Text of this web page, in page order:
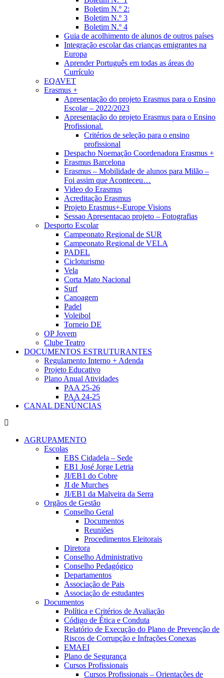
Boletim N.º 2:
Boletim N.º 3
Boletim N.º 4
Guia de acolhimento de alunos de outros países
Integração escolar das crianças emigrantes na
Europa
Aprender Português em todas as áreas do
Currículo
EQAVET
Erasmus +
Apresentação do projeto Erasmus para o Ensino
Escolar – 2022/2023
Apresentação do projeto Erasmus para o Ensino
Profissional.
Critérios de seleção para o ensino
profissional
Despacho Noemação Coordenadora Erasmus +
Erasmus Barcelona
Erasmus – Mobilidade de alunos para Milão –
Foi assim que Aconteceu…
Video do Erasmus
Acreditação Erasmus
Projeto Erasmus+-Europe Visions
Sessao Apresentacao projeto – Fotografias
Desporto Escolar
Campeonato Regional de SUR
Campeonato Regional de VELA
PADEL
Cicloturismo
Vela
Corta Mato Nacional
Surf
Canoagem
Padel
Voleibol
Torneio DE
OP Jovem
Clube Teatro
DOCUMENTOS ESTRUTURANTES
Regulamento Interno + Adenda
Projeto Educativo
Plano Anual Atividades
PAA 25-26
PAA 24-25
CANAL DENÚNCIAS
AGRUPAMENTO
Escolas
EBS Cidadela – Sede
EB1 José Jorge Letria
JI/EB1 do Cobre
JI de Murches
JI/EB1 da Malveira da Serra
Orgãos de Gestão
Conselho Geral
Documentos
Reuniões
Procedimentos Eleitorais
Diretora
Conselho Administrativo
Conselho Pedagógico
Departamentos
Associação de Pais
Associação de estudantes
Documentos
Política e Critérios de Avaliação
Código de Ética e Conduta
Relatório de Execução do Plano de Prevenção de
Riscos de Corrupção e Infrações Conexas
EMAEI
Plano de Segurança
Cursos Profissionais
Cursos Profissionais – Orientações de